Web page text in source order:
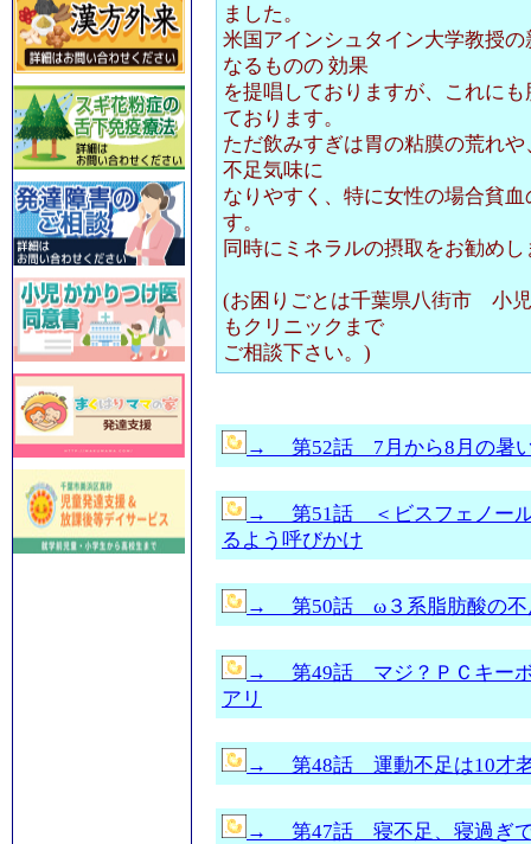
ました。
米国アインシュタイン大学教授
なるものの 効果
を提唱しておりますが、これに
ております。
ただ飲みすぎは胃の粘膜の荒れ
不足気味に
なりやすく、特に女性の場合貧
す。
同時にミネラルの摂取をお勧めし
(お困りごとは千葉県八街市 小
もクリニック まで
ご相談下さい。)
→ 第52話 7月から8月の暑い
→ 第51話 ＜ビスフェノール
るよう呼びかけ
→ 第50話 ω３系脂肪酸の不
→ 第49話 マジ？ＰＣキーボ
アリ
→ 第48話 運動不足は10才
→ 第47話 寝不足、寝過ぎで